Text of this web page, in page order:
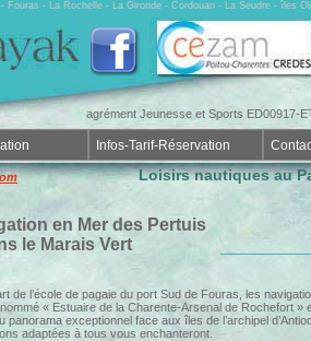
Infos-Tarif-Réservation
- La Rochelle - La Gironde - Cordouan - La Seudre - îles
agrément Jeunesse et Sports ED00917-
Loisirs nautiques au
en Mer des Pertuis
le Marais Vert
de l’école de pagaie du port Sud de Fouras, les
« Estuaire de la Charente-Arsenal de Rochefort »
panorama exceptionnel face aux îles de l’archipel
adaptées à tous vous enchanteront.